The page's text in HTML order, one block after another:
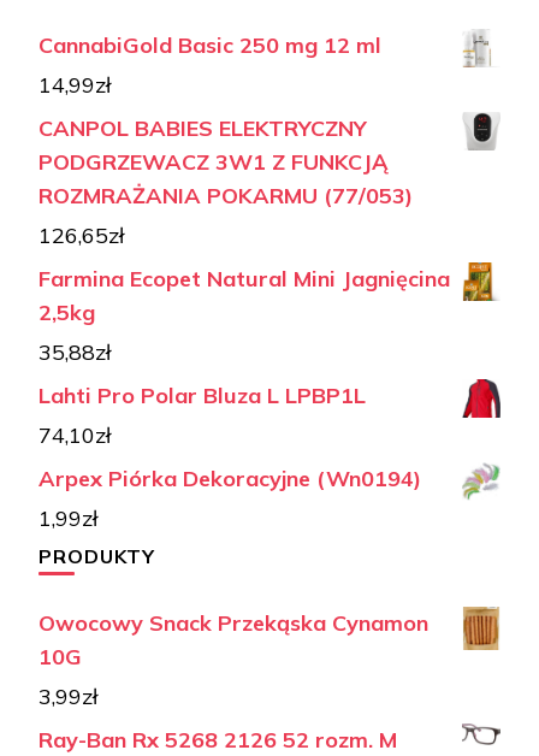
CannabiGold Basic 250 mg 12 ml
14,99zł
CANPOL BABIES ELEKTRYCZNY
PODGRZEWACZ 3W1 Z FUNKCJĄ
ROZMRAŻANIA POKARMU (77/053)
126,65zł
Farmina Ecopet Natural Mini Jagnięcina
2,5kg
35,88zł
Lahti Pro Polar Bluza L LPBP1L
74,10zł
Arpex Piórka Dekoracyjne (Wn0194)
1,99zł
PRODUKTY
Owocowy Snack Przekąska Cynamon
10G
3,99zł
Ray-Ban Rx 5268 2126 52 rozm. M